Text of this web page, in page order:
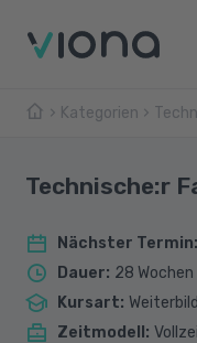
Kategorien
Technische:r
Nächster Termin:
Dauer: 28
Kursart:
Zeitmodell :